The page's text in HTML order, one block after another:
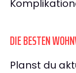
DIE BESTEN
Planst du